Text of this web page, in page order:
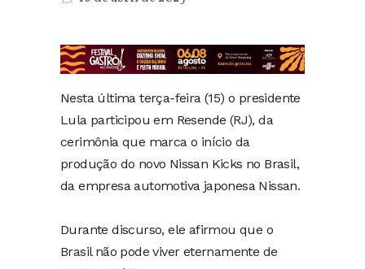
Nesta última terça-feira (15) o presidente
Lula participou em Resende (RJ), da
cerimônia que marca o início da
produção do novo Nissan Kicks no Brasil,
da empresa automotiva japonesa Nissan.
Durante discurso, ele afirmou que o
Brasil não pode viver eternamente de